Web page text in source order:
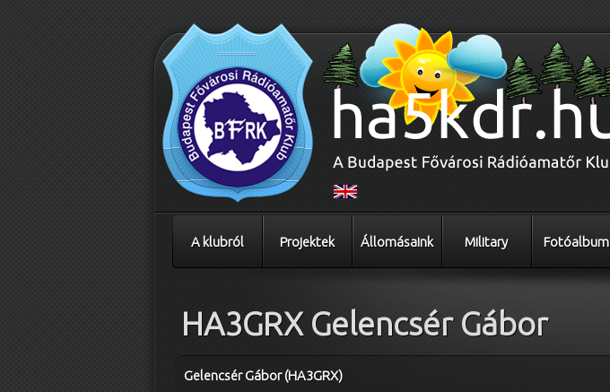
A klubról Projektek Állomásaink Military Fotóalbum
HA3GRX Gelencsér Gábor
Gelencsér Gábor (HA3GRX)